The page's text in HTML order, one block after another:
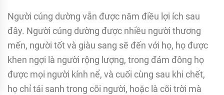
Người cúng dường vẫn được năm điều lợi ích sau
đây. Người cúng dường được nhiều người thương
mến, người tốt và giàu sang sẽ đến với họ, họ được
khen ngợi là người rộng lượng, trong đám đông họ
được mọi người kính nể, và cuối cùng sau khi chết,
họ chỉ tái sanh trong cõi người, hoặc là cõi trời mà